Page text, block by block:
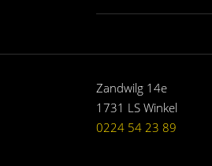
Zandwilg 14e
1731 LS Winkel
0224 54 23 89